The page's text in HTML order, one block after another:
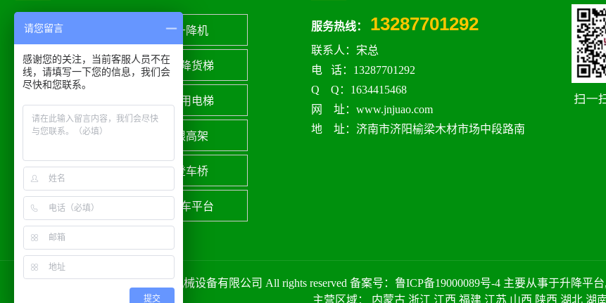
货梯 升降机
升降平台 升降货梯
家用电梯
别墅电梯 限高架
限高杆 登车桥
卸猪台 卸车平台
服务热线： 13287701292
联系人：宋总
电 话：13287701292
Q Q：1634415468
网 址：www.jnjuao.com
地 址：济南市济阳榆梁木材市场中段路南
Copyright © 山东路安机械设备有限公司 All rights reserved 备案号： 鲁ICP备19000089号-4 主要从事于升降平台,
主营区域： 内蒙古 浙江 江西 福建 江苏 山西 陕西 湖北 湖
请您留言
感谢您的关注，当前客服人员不在
线，请填写一下您的信息，我们会
尽快和您联系。
提交